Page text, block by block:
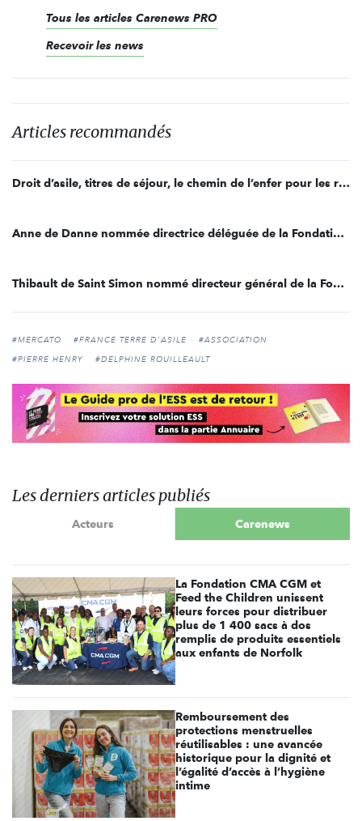
Tous les articles Carenews PRO
Recevoir les news
Articles recommandés
Droit d’asile, titres de séjour, le chemin de l’enfer pour les réfugiés
Anne de Danne nommée directrice déléguée de la Fondation FondaMental
Thibault de Saint Simon nommé directeur général de la Fondation Entreprendre
#MERCATO #FRANCE TERRE D'ASILE
#ASSOCIATION
#PIERRE HENRY
#DELPHINE ROUILLEAULT
Les derniers articles publiés
Acteurs Carenews
La Fondation CMA CGM et
Feed the Children unissent
leurs forces pour distribuer
plus de 1 400 sacs à dos
remplis de produits essentiels
aux enfants de Norfolk
Remboursement des
protections menstruelles
réutilisables : une avancée
historique pour la dignité et
l’égalité d’accès à l’hygiène
intime